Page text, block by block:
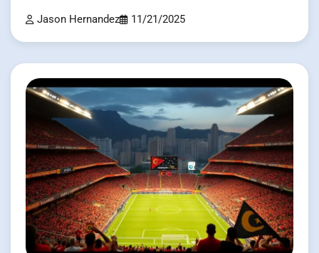
Jason Hernandez 11/21/2025